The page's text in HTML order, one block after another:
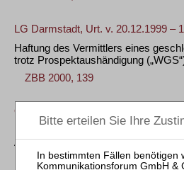
LG Darmstadt, Urt. v. 20.12.1999 –
Haftung des Vermittlers eines
trotz Prospektaushändigung
ZBB 2000, 139
OLG Celle, Urt. v. 20.01.1999 – 9 U
Keine Umdeutung einer
Austrittskündigung bei nicht
Immobilienfonds(LS)